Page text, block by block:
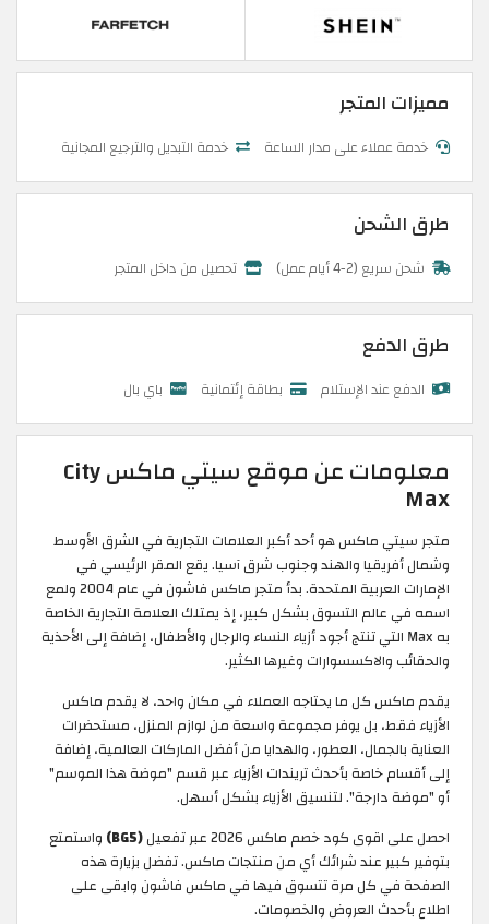
مميزات المتجر
خدمة عملاء على مدار الساعة خدمة التبديل والترجيع المجانية
طرق الشحن
شحن سريع (2-4 أيام عمل) تحصيل من داخل المتجر
طرق الدفع
الدفع عند الإستلام بطاقة إئتمانية باي بال
معلومات عن موقع سيتي ماكس City
Max
متجر سيتي ماكس هو أحد أكبر العلامات التجارية في الشرق الأوسط
وشمال أفريقيا والهند وجنوب شرق آسيا. يقع المقر الرئيسي في
الإمارات العربية المتحدة. بدأ متجر ماكس فاشون في عام 2004 ولمع
اسمه في عالم التسوق بشكل كبير، إذ يمتلك العلامة التجارية الخاصة
به Max التي تنتج أجود أزياء النساء والرجال والأطفال، إضافة إلى الأحذية
والحقائب والاكسسوارات وغيرها الكثير.
يقدم ماكس كل ما يحتاجه العملاء في مكان واحد، لا يقدم ماكس
الأزياء فقط، بل يوفر مجموعة واسعة من لوازم المنزل، مستحضرات
العناية بالجمال، العطور، والهدايا من أفضل الماركات العالمية، إضافة
إلى أقسام خاصة بأحدث تريندات الأزياء عبر قسم "موضة هذا الموسم"
أو "موضة دارجة". لتنسيق الأزياء بشكل أسهل.
احصل على اقوى كود خصم ماكس 2026 عبر تفعيل
(BG5)
واستمتع
بتوفير كبير عند شرائك أي من منتجات ماكس. تفضل بزيارة هذه
الصفحة في كل مرة تتسوق فيها في ماكس فاشون وابقى على
اطلاع بأحدث العروض والخصومات.